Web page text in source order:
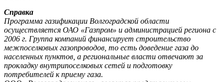
Справка
Программа газификации Волгоградской области
осуществляется ОАО «Газпром» и администрацией региона с
2006 г. Группа компаний финансирует строительство
межпоселковых газопроводов, то есть доведение газа до
населенных пунктов, а региональные власти отвечают за
прокладку внутрипоселковых сетей и подготовку
потребителей к приему газа.